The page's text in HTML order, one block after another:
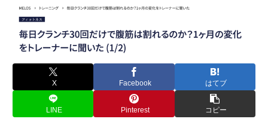
X Facebook はてブ
LINE Pinterest コピー